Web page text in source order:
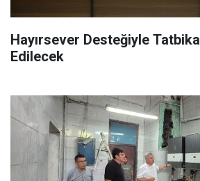
Hayırsever Desteğiyle
Edilecek